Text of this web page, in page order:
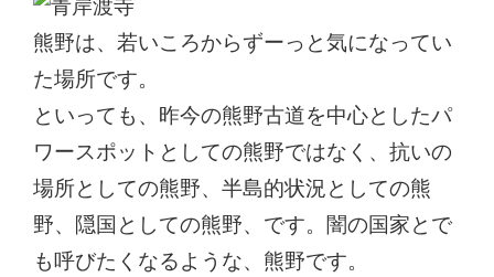
熊野は、若いころからずーっと気になってい
た場所です。
といっても、昨今の熊野古道を中心としたパ
ワースポットとしての熊野ではなく、抗いの
場所としての熊野、半島的状況としての熊
野、隠国としての熊野、です。闇の国家とで
も呼びたくなるような、熊野です。